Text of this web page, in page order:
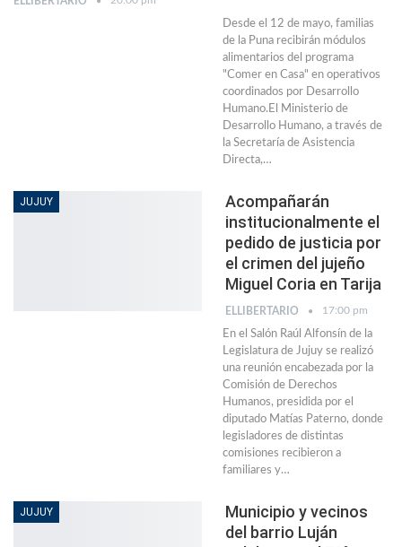
Desde el 12 de mayo, familias
de la Puna recibirán módulos
alimentarios del programa
"Comer en Casa" en operativos
coordinados por Desarrollo
Humano.El Ministerio de
Desarrollo Humano, a través de
la Secretaría de Asistencia
Directa,…
JUJUY
Acompañarán
institucionalmente el
pedido de justicia por
el crimen del jujeño
Miguel Coria en Tarija
ELLIBERTARIO 17:00 pm
En el Salón Raúl Alfonsín de la
Legislatura de Jujuy se realizó
una reunión encabezada por la
Comisión de Derechos
Humanos, presidida por el
diputado Matías Paterno, donde
legisladores de distintas
comisiones recibieron a
familiares y…
JUJUY
Municipio y vecinos
del barrio Luján